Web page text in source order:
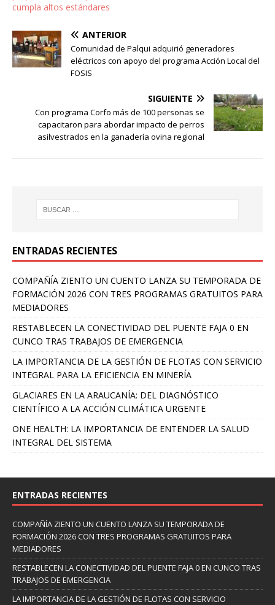
cumpla altos estándares
ANTERIOR
Comunidad de Palqui adquirió generadores
eléctricos con apoyo del programa Acción Local del
FOSIS
SIGUIENTE
Con programa Corfo más de 100 personas se
capacitaron para abordar impacto de perros
asilvestrados en la ganadería ovina regional
ENTRADAS RECIENTES
COMPAÑÍA ZIENTO UN CUENTO LANZA SU TEMPORADA DE
FORMACIÓN 2026 CON TRES PROGRAMAS GRATUITOS PARA
MEDIADORES
RESTABLECEN LA CONECTIVIDAD DEL PUENTE FAJA 0 EN
CUNCO TRAS TRABAJOS DE EMERGENCIA
LA IMPORTANCIA DE LA GESTIÓN DE FLOTAS CON SERVICIO
INTEGRAL PARA LA EFICIENCIA EN MINERÍA
GLACIARES EN LA ARAUCANÍA: DEL DIAGNÓSTICO
CIENTÍFICO A LA ACCIÓN CLIMÁTICA URGENTE
ONE HEALTH: LA IMPORTANCIA DE ENTENDER LA SALUD
INTEGRAL DEL SISTEMA
ENTRADAS RECIENTES
COMPAÑÍA ZIENTO UN CUENTO LANZA SU TEMPORADA DE
FORMACIÓN 2026 CON TRES PROGRAMAS GRATUITOS PARA
MEDIADORES
RESTABLECEN LA CONECTIVIDAD DEL PUENTE FAJA 0 EN CUNCO TRAS
TRABAJOS DE EMERGENCIA
LA IMPORTANCIA DE LA GESTIÓN DE FLOTAS CON SERVICIO